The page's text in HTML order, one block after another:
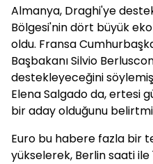
Almanya, Draghi'ye
Bölgesi'nin dört büyük
oldu. Fransa
Başbakanı Silvio
destekleyeceğini
Elena Salgado da, ertesi
bir aday olduğunu
Euro bu habere fazla bir
yükselerek, Berlin saati ile